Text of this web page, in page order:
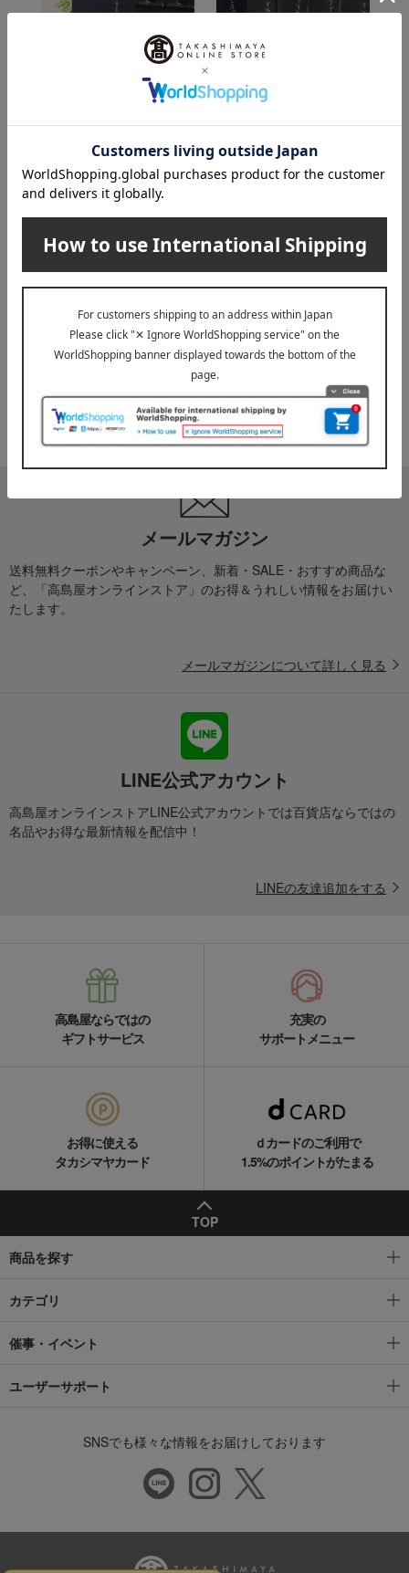
越後雪室屋
雪室珈琲プレミアムア
イス＆ゼリーセット
税込 3,564 円
越後雪室屋
雪室珈琲プレミアムア
イス 4本セット
INFORMATION
大切なお知らせ
2026年07月29日
お届け遅延のお知らせ
『お届け先のご住所』ご確認のお願い
メールマガジン
送料無料クーポンやキャンペーン、新着・SALE・おすすめ商品な
ど、「高島屋オンラインストア」のお得＆うれしい情報をお届けい
たします。
メールマガジンについて詳しく見る
LINE公式アカウント
高島屋オンラインストアLINE公式アカウントでは百貨店ならではの
名品やお得な最新情報を配信中！
LINEの友達追加をする
高島屋ならではの
ギフトサービス
充実の
サポートメニュー
お得に使える
タカシマヤカード
ｄカードのご利用で
1.5%のポイントがたまる
TOP
商品を探す
カテゴリ
催事・イベント
ユーザーサポート
SNSでも様々な情報をお届けしております